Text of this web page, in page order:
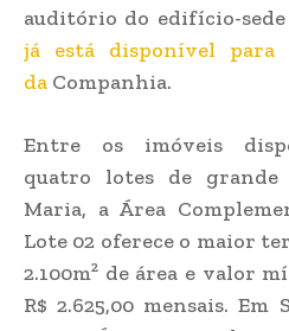
auditório do edifício-sede
já está disponível
da Companhia.
Entre os imóveis
quatro lotes de grande
Maria, a Área
Lote 02 oferece o maior
2.100m² de área e valor
R$ 2.625,00 mensais. Em